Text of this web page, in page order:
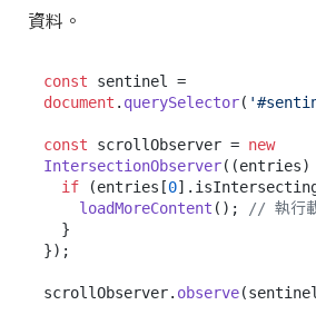
資料。
const
document . querySelector(
const scrollObserver = new
IntersectionObserver( (entries)
if (entries[0].
loadMoreContent ();
// 執行
});
scrollObserver. observe